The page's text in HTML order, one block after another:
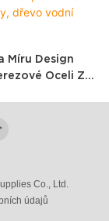
Míru Design
Oceli Z
Co., Ltd.
údajů